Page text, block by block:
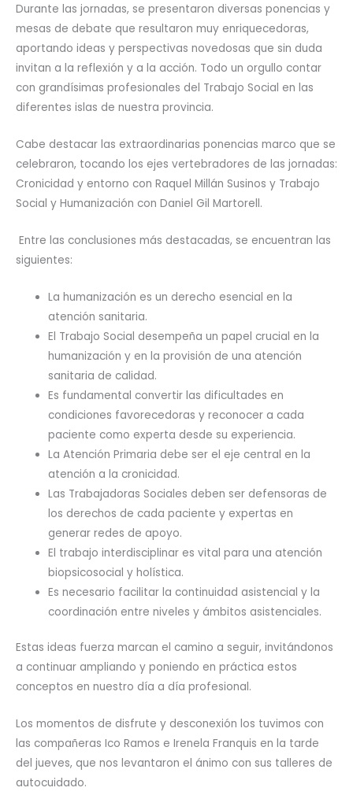
Durante las jornadas, se presentaron diversas ponencias y
mesas de debate que resultaron muy enriquecedoras,
aportando ideas y perspectivas novedosas que sin duda
invitan a la reflexión y a la acción. Todo un orgullo contar
con grandísimas profesionales del Trabajo Social en las
diferentes islas de nuestra provincia.
Cabe destacar las extraordinarias ponencias marco que se
celebraron, tocando los ejes vertebradores de las jornadas:
Cronicidad y entorno con Raquel Millán Susinos y Trabajo
Social y Humanización con Daniel Gil Martorell.
Entre las conclusiones más destacadas, se encuentran las
siguientes:
La humanización es un derecho esencial en la
atención sanitaria.
El Trabajo Social desempeña un papel crucial en la
humanización y en la provisión de una atención
sanitaria de calidad.
Es fundamental convertir las dificultades en
condiciones favorecedoras y reconocer a cada
paciente como experta desde su experiencia.
La Atención Primaria debe ser el eje central en la
atención a la cronicidad.
Las Trabajadoras Sociales deben ser defensoras de
los derechos de cada paciente y expertas en
generar redes de apoyo.
El trabajo interdisciplinar es vital para una atención
biopsicosocial y holística.
Es necesario facilitar la continuidad asistencial y la
coordinación entre niveles y ámbitos asistenciales.
Estas ideas fuerza marcan el camino a seguir, invitándonos
a continuar ampliando y poniendo en práctica estos
conceptos en nuestro día a día profesional.
Los momentos de disfrute y desconexión los tuvimos con
las compañeras Ico Ramos e Irenela Franquis en la tarde
del jueves, que nos levantaron el ánimo con sus talleres de
autocuidado.